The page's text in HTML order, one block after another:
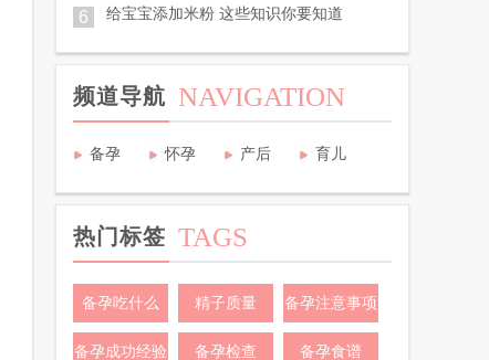
6 给宝宝添加米粉 这些知识你要知道
频道导航 NAVIGATION
备孕 怀孕 产后 育儿
热门标签 TAGS
备孕吃什么 精子质量 备孕注意事项
备孕成功经验 备孕检查 备孕食谱